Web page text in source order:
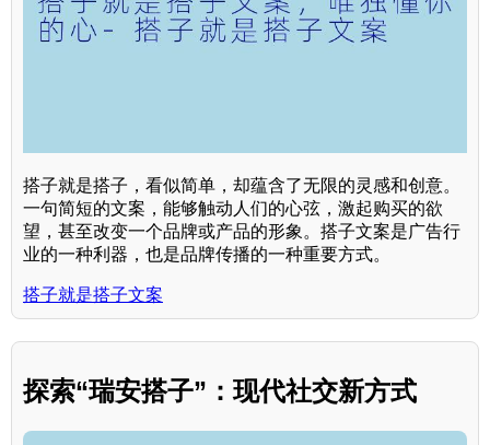
搭子就是搭子，看似简单，却蕴含了无限的灵感和创意。
一句简短的文案，能够触动人们的心弦，激起购买的欲
望，甚至改变一个品牌或产品的形象。搭子文案是广告行
业的一种利器，也是品牌传播的一种重要方式。
搭子就是搭子文案
探索“瑞安搭子”：现代社交新方式